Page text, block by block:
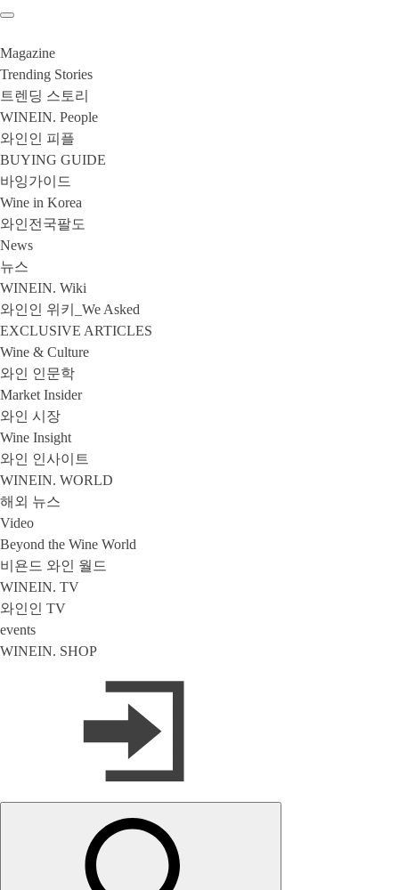
Magazine
Trending Stories
트렌딩 스토리
WINEIN. People
와인인 피플
BUYING GUIDE
바잉가이드
Wine in Korea
와인전국팔도
News
뉴스
WINEIN. Wiki
와인인 위키_We Asked
EXCLUSIVE ARTICLES
Wine & Culture
와인 인문학
Market Insider
와인 시장
Wine Insight
와인 인사이트
WINEIN. WORLD
해외 뉴스
Video
Beyond the Wine World
비욘드 와인 월드
WINEIN. TV
와인인 TV
events
WINEIN. SHOP